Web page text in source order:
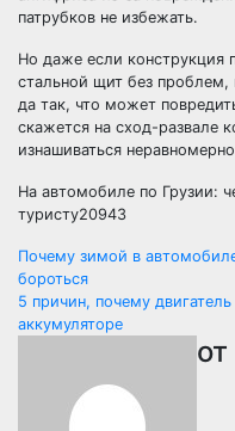
патрубков не избежать.
Но даже если конструкция
стальной щит без проблем,
да так, что может
скажется на сход-развале
изнашиваться
На автомобиле по Грузии:
туристу20943
Навигация
по
Почему зимой в
бороться
5 причин, почему
аккумуляторе
от